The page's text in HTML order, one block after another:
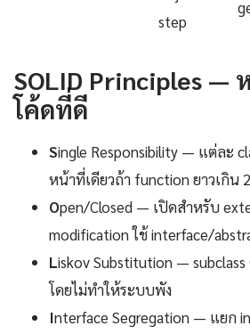
step
SOLID Principles —
โค้ดที่ดี
Single Responsibility — แต่ละ
หน้าที่เดียวถ้า function ยาวเกิน
Open/Closed — เปิดสำหรับ
modification ใช้ interface/
Liskov Substitution —
โดยไม่ทำให้ระบบพัง
Interface Segregation — แยก